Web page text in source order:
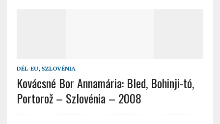
DÉL-EU, SZLOVÉNIA
Kovácsné Bor Annamária: Bled, Bohinji-tó,
Portorož – Szlovénia – 2008